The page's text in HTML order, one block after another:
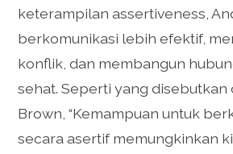
keterampilan assertiveness,
berkomunikasi lebih efektif,
konflik, dan membangun
sehat. Seperti yang disebutkan
Brown, “Kemampuan untuk
secara asertif memungkinkan